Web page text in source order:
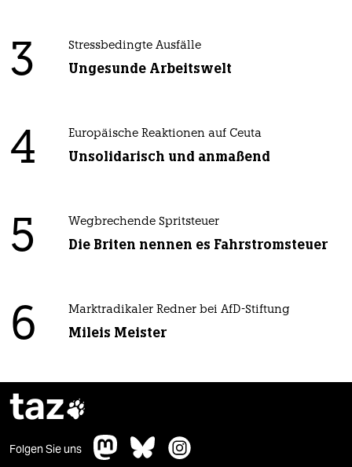
3 Stressbedingte Ausfälle
Ungesunde Arbeitswelt
4 Europäische Reaktionen auf Ceuta
Unsolidarisch und anmaßend
5 Wegbrechende Spritsteuer
Die Briten nennen es Fahrstromsteuer
6 Marktradikaler Redner bei AfD-Stiftung
Mileis Meister
taz
Folgen Sie uns